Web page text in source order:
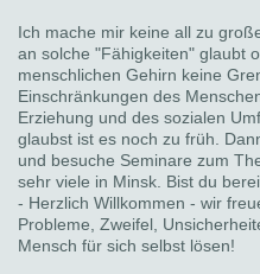
Ich mache mir keine all zu
an solche "Fähigkeiten" glaubt
menschlichen Gehirn keine
Einschränkungen des
Erziehung und des sozialen
glaubst ist es noch zu früh.
und besuche Seminare zum
sehr viele in Minsk. Bist du
- Herzlich Willkommen - wir
Probleme, Zweifel,
Mensch für sich selbst lösen!